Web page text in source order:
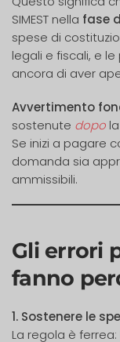
SIMEST nella fase
spese di
legali e fiscali, e
ancora di aver
Avvertimento
sostenute dopo
Se inizi a pagare
domanda sia
ammissibili.
Gli errori
fanno
1. Sostenere le
La regola è